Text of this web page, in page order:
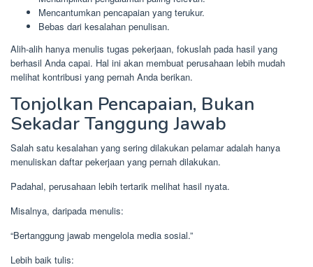
Mencantumkan pencapaian yang terukur.
Bebas dari kesalahan penulisan.
Alih-alih hanya menulis tugas pekerjaan, fokuslah pada hasil yang
berhasil Anda capai. Hal ini akan membuat perusahaan lebih mudah
melihat kontribusi yang pernah Anda berikan.
Tonjolkan Pencapaian, Bukan
Sekadar Tanggung Jawab
Salah satu kesalahan yang sering dilakukan pelamar adalah hanya
menuliskan daftar pekerjaan yang pernah dilakukan.
Padahal, perusahaan lebih tertarik melihat hasil nyata.
Misalnya, daripada menulis:
“Bertanggung jawab mengelola media sosial.”
Lebih baik tulis: